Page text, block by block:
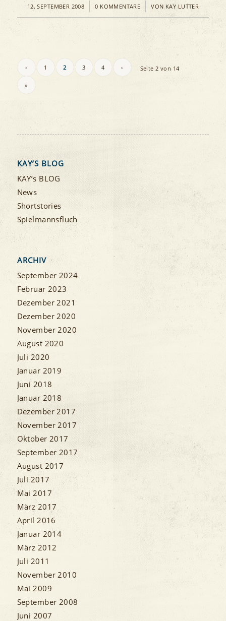
12. SEPTEMBER 2008
/ 0 KOMMENTARE
/ VON KAY LUTTER
Seite 2 von 14
‹ 1 2 3 4 ›
»
KAY’S BLOG
KAY’s BLOG
News
Shortstories
Spielmannsfluch
ARCHIV
September 2024
Februar 2023
Dezember 2021
Dezember 2020
November 2020
August 2020
Juli 2020
Januar 2019
Juni 2018
Januar 2018
Dezember 2017
November 2017
Oktober 2017
September 2017
August 2017
Juli 2017
Mai 2017
März 2017
April 2016
Januar 2014
März 2012
Juli 2011
November 2010
Mai 2009
September 2008
Juni 2007